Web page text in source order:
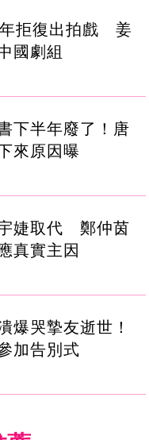
拒復出拍戲 姜
國劇組
下半年廢了！唐
來原因曝
婕取代 鄭仲茵
真實主因
爆哭摯友逝世！
加告別式